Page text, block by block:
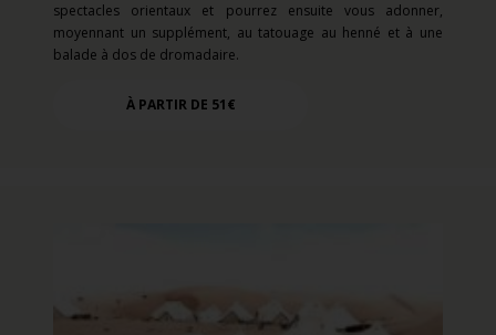
spectacles orientaux et pourrez ensuite vous adonner,
moyennant un supplément, au tatouage au henné et à une
balade à dos de dromadaire.
À PARTIR DE 51€